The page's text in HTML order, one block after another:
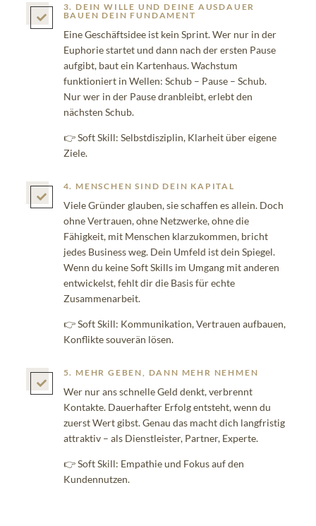

3. DEIN WILLE UND DEINE AUSDAUER
BAUEN DEIN FUNDAMENT
Eine Geschäftsidee ist kein Sprint. Wer nur in der
Euphorie startet und dann nach der ersten Pause
aufgibt, baut ein Kartenhaus. Wachstum
funktioniert in Wellen: Schub – Pause – Schub.
Nur wer in der Pause dranbleibt, erlebt den
nächsten Schub.
👉 Soft Skill: Selbstdisziplin, Klarheit über eigene
Ziele.

4. MENSCHEN SIND DEIN KAPITAL
Viele Gründer glauben, sie schaffen es allein. Doch
ohne Vertrauen, ohne Netzwerke, ohne die
Fähigkeit, mit Menschen klarzukommen, bricht
jedes Business weg. Dein Umfeld ist dein Spiegel.
Wenn du keine Soft Skills im Umgang mit anderen
entwickelst, fehlt dir die Basis für echte
Zusammenarbeit.
👉 Soft Skill: Kommunikation, Vertrauen aufbauen,
Konflikte souverän lösen.

5. MEHR GEBEN, DANN MEHR NEHMEN
Wer nur ans schnelle Geld denkt, verbrennt
Kontakte. Dauerhafter Erfolg entsteht, wenn du
zuerst Wert gibst. Genau das macht dich langfristig
attraktiv – als Dienstleister, Partner, Experte.
👉 Soft Skill: Empathie und Fokus auf den
Kundennutzen.